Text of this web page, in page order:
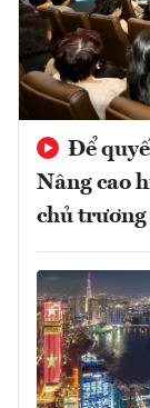
Để
Nâng cao
chủ